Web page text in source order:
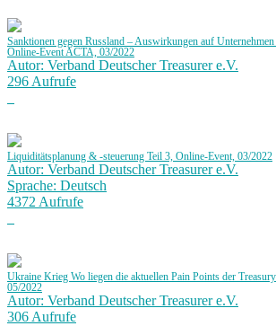
Sanktionen gegen Russland – Auswirkungen auf Unternehmen
Online-Event ACTA, 03/2022
Autor: Verband Deutscher Treasurer e.V.
296 Aufrufe
Liquiditätsplanung & -steuerung Teil 3, Online-Event, 03/2022
Autor: Verband Deutscher Treasurer e.V.
Sprache: Deutsch
4372 Aufrufe
Ukraine Krieg Wo liegen die aktuellen Pain Points der
05/2022
Autor: Verband Deutscher Treasurer e.V.
306 Aufrufe